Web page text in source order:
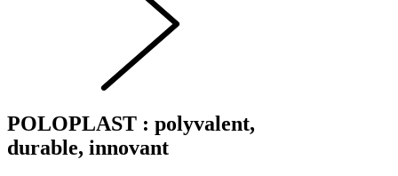
POLOPLAST : polyvalent,
durable, innovant